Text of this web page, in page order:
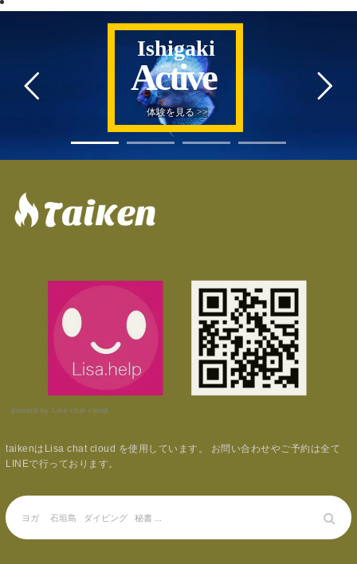
体験を見る >>
Ishigaki
Active
powerd by Lisa chat cloud.
taikenはLisa chat cloud を使用しています。 お問い合わせやご予約は全て
LINEで行っております。